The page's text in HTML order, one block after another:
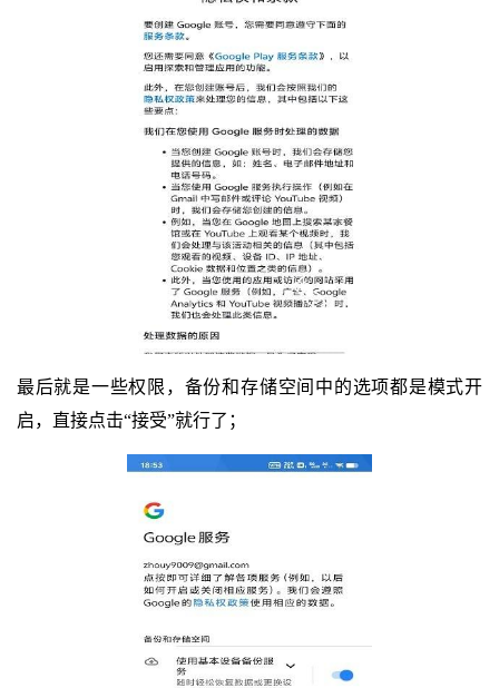
最后就是一些权限，备份和存储空间中的选项都是模式开
启，直接点击“接受”就行了；